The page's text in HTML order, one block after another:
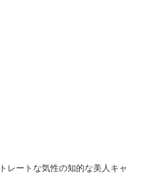
レートな気性の知的な美人キャ